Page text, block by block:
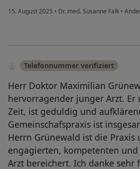
15. August 2025 • Dr. med. Susanne Falk •
Telefonnummer verifiziert
Herr Doktor Maximilian
hervorragender junger Arzt. Er
Zeit, ist geduldig und
Gemeinschafspraxis ist
Herrn Grünewald ist die Praxis
engagierten, kompetenten
Arzt bereichert. Ich danke sehr